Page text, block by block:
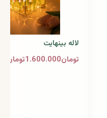
لاله بینهایت
تومان1.600.000تومان